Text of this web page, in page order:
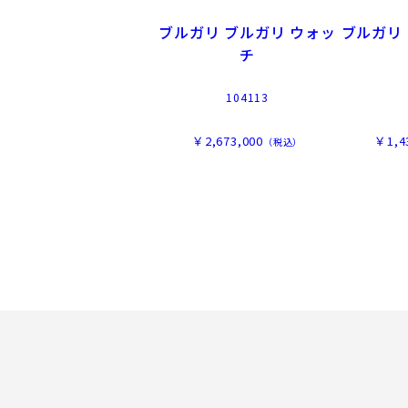
ブルガリ ブルガリ ウォッ
チ
104113
￥2,673,000 （税込）
ブルガ
￥